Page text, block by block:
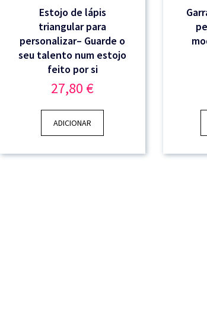
Estojo de lápis
triangular para
personalizar– Guarde o
seu talento num estojo
feito por si
27,80 €
ADICIONAR